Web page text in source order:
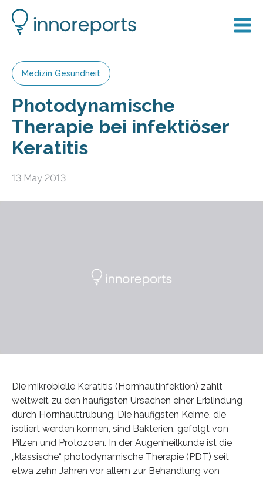
Medizin Gesundheit
Photodynamische
Therapie bei infektiöser
Keratitis
13 May 2013
Die mikrobielle Keratitis (Hornhautinfektion) zählt
weltweit zu den häufigsten Ursachen einer Erblindung
durch Hornhauttrübung. Die häufigsten Keime, die
isoliert werden können, sind Bakterien, gefolgt von
Pilzen und Protozoen. In der Augenheilkunde ist die
„klassische“ photodynamische Therapie (PDT) seit
etwa zehn Jahren vor allem zur Behandlung von